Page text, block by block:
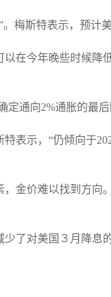
梅斯特表示，预计
在今年晚些时候
通向2%通胀的最
表示，“仍倾向于
金价难以找到方
了对美国３月降